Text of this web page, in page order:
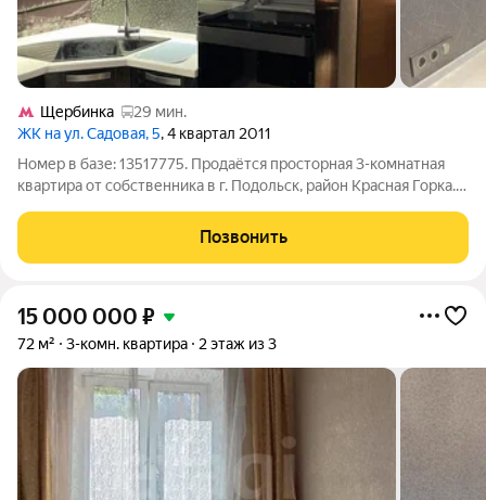
Щербинка
29 мин.
ЖК на ул. Садовая, 5, 4 квартал 2011
Номер в базе: 13517775. Продаётся просторная 3-комнатная
квартира от собственника в г. Подольск, район Красная Горка.
планировка «распашонка» с окнами на восток и запад
обеспечивает максимум света и
Позвонить
15 000 000 ₽
72 м² 3-комн. квартира 2 этаж из 3